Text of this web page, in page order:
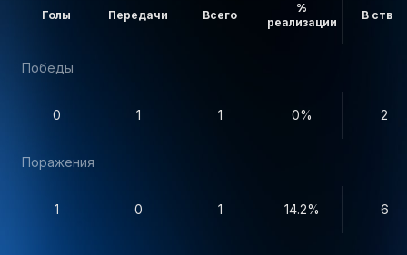
Голы Передачи Всего
%
реализации
В створ
Победы
0 1 1 0% 2
Поражения
1 0 1 14.2% 6